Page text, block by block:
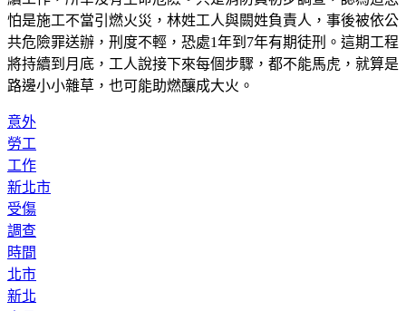
怕是施工不當引燃火災，林姓工人與闕姓負責人，事後被依公
共危險罪送辦，刑度不輕，恐處1年到7年有期徒刑。這期工程
將持續到月底，工人說接下來每個步驟，都不能馬虎，就算是
路邊小小雜草，也可能助燃釀成大火。
意外
勞工
工作
新北市
受傷
調查
時間
北市
新北